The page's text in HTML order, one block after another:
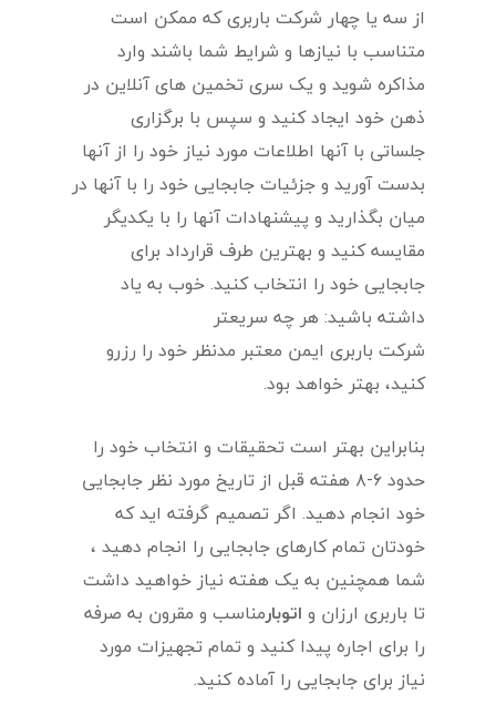
از سه یا چهار شرکت باربری که ممکن است
متناسب با نیازها و شرایط شما باشند وارد
مذاکره شوید و یک سری تخمین های آنلاین در
ذهن خود ایجاد کنید و سپس با برگزاری
جلساتی با آنها اطلاعات مورد نیاز خود را از آنها
بدست آورید و جزئیات جابجایی خود را با آنها در
میان بگذارید و پیشنهادات آنها را با یکدیگر
مقایسه کنید و بهترین طرف قرارداد برای
جابجایی خود را انتخاب کنید. خوب به یاد
داشته باشید: هر چه سریعتر
شرکت باربری ایمن معتبر مدنظر خود را رزرو
کنید، بهتر خواهد بود.
بنابراین بهتر است تحقیقات و انتخاب خود را
حدود ۶-۸ هفته قبل از تاریخ مورد نظر جابجایی
خود انجام دهید. اگر تصمیم گرفته اید که
خودتان تمام کارهای جابجایی را انجام دهید ،
شما همچنین به یک هفته نیاز خواهید داشت
تا باربری ارزان و اتوبارمناسب و مقرون به صرفه
را برای اجاره پیدا کنید و تمام تجهیزات مورد
نیاز برای جابجایی را آماده کنید.